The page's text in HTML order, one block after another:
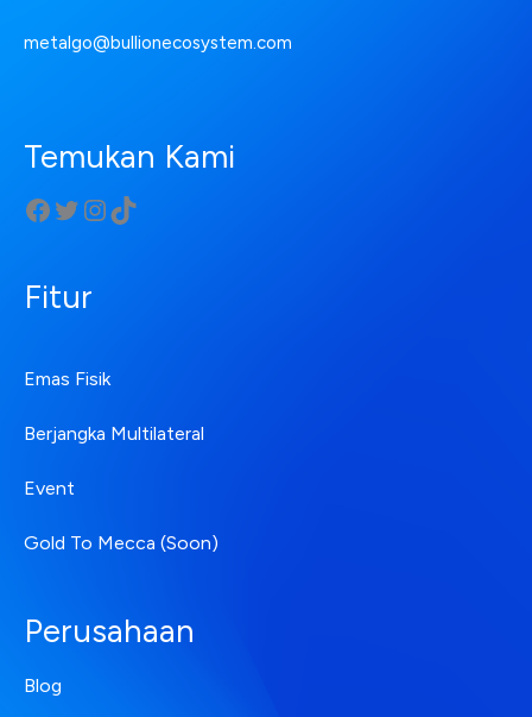
metalgo@bullionecosystem.com
Temukan Kami
Fitur
Emas Fisik
Berjangka Multilateral
Event
Gold To Mecca (Soon)
Perusahaan
Blog